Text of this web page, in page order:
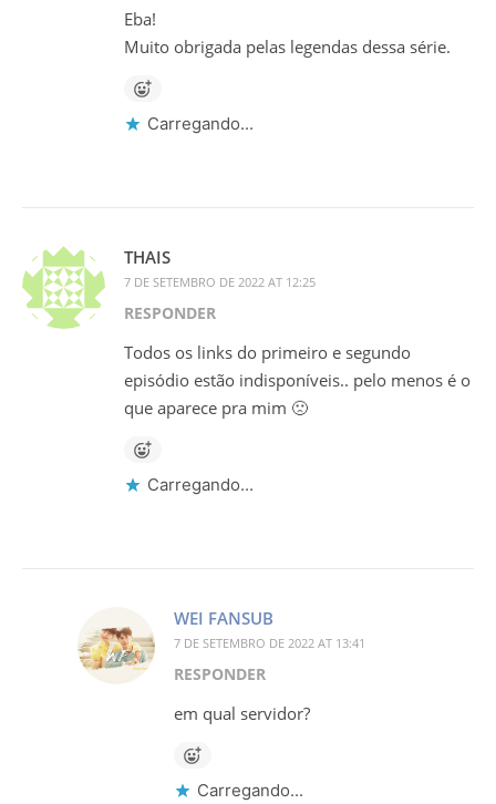
Eba!
Muito obrigada pelas legendas dessa série.
Carregando...
THAIS
7 DE SETEMBRO DE 2022 AT 12:25
RESPONDER
Todos os links do primeiro e segundo
episódio estão indisponíveis.. pelo menos é o
que aparece pra mim 🙁
Carregando...
WEI FANSUB
7 DE SETEMBRO DE 2022 AT 13:41
RESPONDER
em qual servidor?
Carregando...